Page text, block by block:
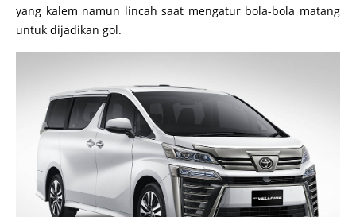
yang kalem namun lincah saat mengatur bola-bola matang
untuk dijadikan gol.